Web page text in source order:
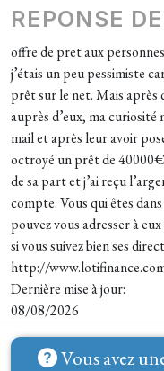
REPONSE
offre de pret aux
j’étais un peu pessimiste
prêt sur le net. Mais après
auprès d’eux, ma
mail et après leur avoir
octroyé un prêt de
de sa part et j’ai reçu
compte. Vous qui êtes
pouvez vous adresser à
si vous suivez bien ses
http://
Dernière mise à jour:
08/08/2026
Vous avez